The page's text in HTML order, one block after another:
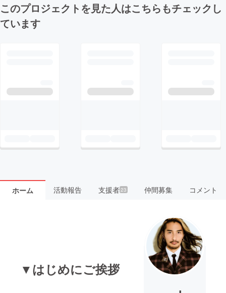
このプロジェクトを見た人はこちらもチェックし
ています
ホーム 活動報告 支援者23 仲間募集 コメント
▼はじめにご挨拶